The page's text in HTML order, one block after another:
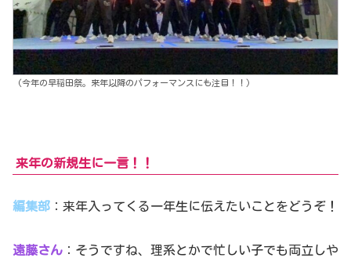
(今年の早稲田祭。来年以降のパフォーマンスにも注目！！)
来年の新規生に一言！！
編集部 ：来年入ってくる一年生に伝えたいことをどうぞ！
遠藤さん ：そうですね、理系とかで忙しい子でも両立しや